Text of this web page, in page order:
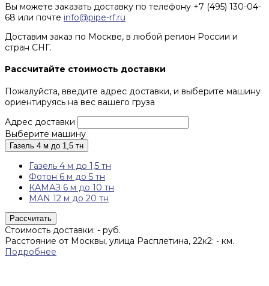
Вы можете заказать доставку по телефону +7 (495) 130-04-
68 или почте info@pipe-rf.ru
Доставим заказ по Москве, в любой регион России и
стран СНГ.
Рассчитайте стоимость доставки
Пожалуйста, введите адрес доставки, и выберите машину
ориентируясь на вес вашего груза
Адрес доставки
Выберите машину
Газель 4 м до 1,5 тн
Газель 4 м до 1,5 тн
Фотон 6 м до 5 тн
КАМАЗ 6 м до 10 тн
MAN 12 м до 20 тн
Рассчитать
Стоимость доставки: - руб.
Расстояние от Москвы, улица Расплетина, 22к2: - км.
Подробнее